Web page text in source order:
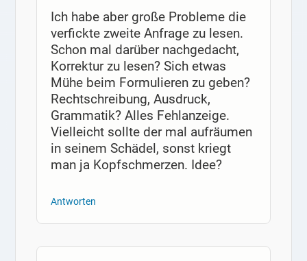
Ich habe aber große Probleme die
verfickte zweite Anfrage zu lesen.
Schon mal darüber nachgedacht,
Korrektur zu lesen? Sich etwas
Mühe beim Formulieren zu geben?
Rechtschreibung, Ausdruck,
Grammatik? Alles Fehlanzeige.
Vielleicht sollte der mal aufräumen
in seinem Schädel, sonst kriegt
man ja Kopfschmerzen. Idee?
Antworten